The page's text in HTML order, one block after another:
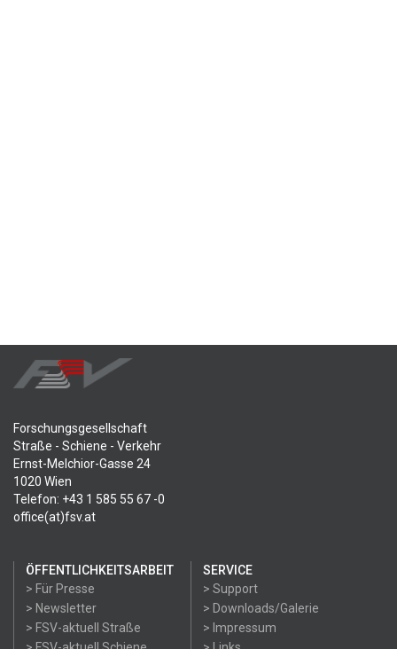
Forschungsgesellschaft
Straße - Schiene - Verkehr
Ernst-Melchior-Gasse 24
1020 Wien
Telefon: +43 1 585 55 67 -0
office(at)fsv.at
ÖFFENTLICHKEITSARBEIT
> Für Presse
> Newsletter
> FSV-aktuell Straße
SERVICE
> Support
> Downloads/Galerie
> Impressum